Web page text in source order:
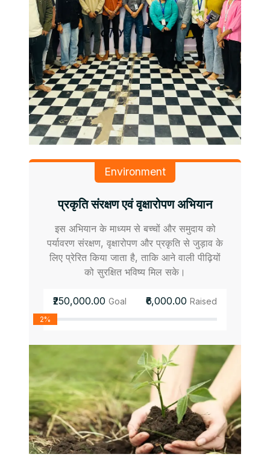
Environment
प्रकृति संरक्षण एवं वृक्षारोपण अभियान
इस अभियान के माध्यम से बच्चों और समुदाय को
पर्यावरण संरक्षण, वृक्षारोपण और प्रकृति से जुड़ाव के
लिए प्रेरित किया जाता है, ताकि आने वाली पीढ़ियों
को सुरक्षित भविष्य मिल सके।
₹250,000.00 Goal ₹6,000.00 Raised
2%